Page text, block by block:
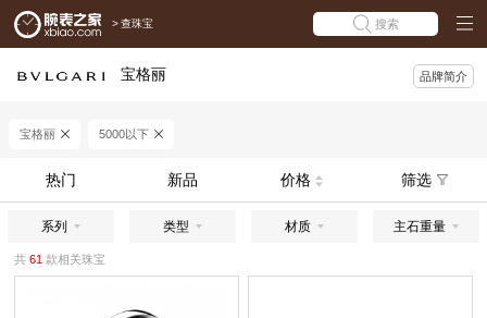
> 查珠宝 搜索
宝格丽 品牌简介
宝格丽 5000以下
热门 新品 价格 筛选
系列 类型 材质 主石重量
共 61 款相关珠宝